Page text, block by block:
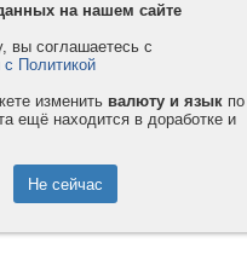
Privacy и Cookie
Помощь
- Все права защищены.
на нашем сайте
вы соглашаетесь с
с Политикой
изменить валюту и язык по
ещё находится в доработке и